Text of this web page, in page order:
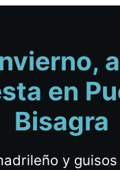
en
Bisagra
y